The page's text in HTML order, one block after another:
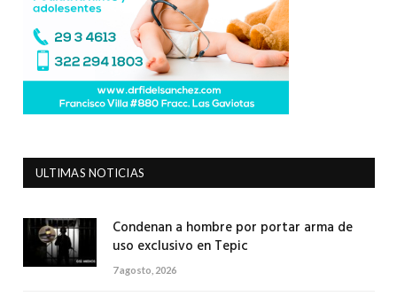
ULTIMAS NOTICIAS
Condenan a hombre por portar arma de
uso exclusivo en Tepic
7 agosto, 2026